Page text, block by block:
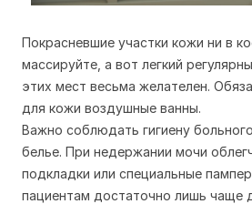
Покрасневшие участки кожи ни в
массируйте, а вот легкий
этих мест весьма желателен.
для кожи воздушные ванны.
Важно соблюдать гигиену
белье. При недержании мочи
подкладки или специальные
пациентам достаточно лишь чаще